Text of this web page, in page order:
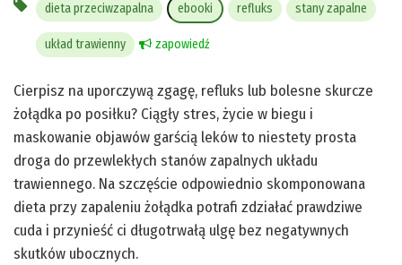
dieta przeciwzapalna ebooki refluks stany zapalne
układ trawienny zapowiedź
Cierpisz na uporczywą zgagę, refluks lub bolesne skurcze
żołądka po posiłku? Ciągły stres, życie w biegu i
maskowanie objawów garścią leków to niestety prosta
droga do przewlekłych stanów zapalnych układu
trawiennego. Na szczęście odpowiednio skomponowana
dieta przy zapaleniu żołądka potrafi zdziałać prawdziwe
cuda i przynieść ci długotrwałą ulgę bez negatywnych
skutków ubocznych.